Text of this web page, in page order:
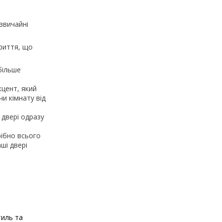
що
який
кімнату від
одразу
всього
двері
та